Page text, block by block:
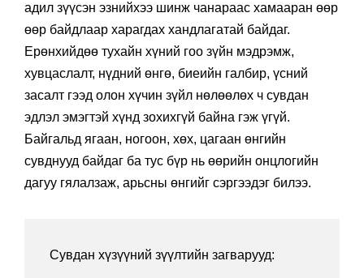
адил зүүсэн эзнийхээ шинж чанараас хамааран өөр
өөр байдлаар харагдах хандлагатай байдаг.
Ерөнхийдөө тухайн хүний гоо зүйн мэдрэмж,
хувцаслалт, нүдний өнгө, биеийн галбир, үсний
засалт гээд олон хүчин зүйл нөлөөлөх ч сувдан
эдлэл эмэгтэй хүнд зохихгүй байна гэж үгүй.
Байгальд ягаан, ногоон, хөх, цагаан өнгийн
сувднууд байдаг ба тус бүр нь өөрийн онцлогийн
дагуу гялалзаж, арьсны өнгийг сэргээдэг билээ.
Сувдан хүзүүний зүүлтийн загварууд: